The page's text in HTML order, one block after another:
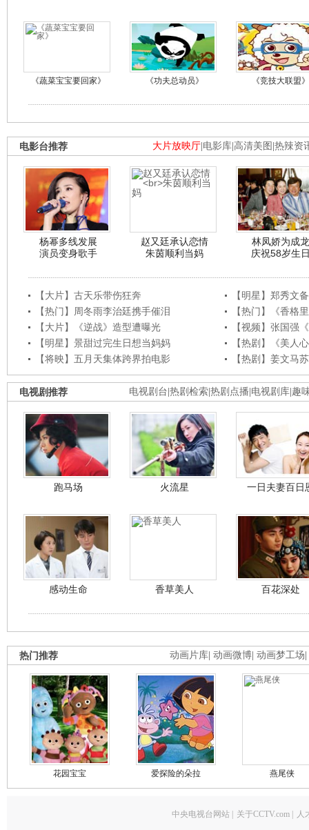
《蔬菜宝宝要回家》 《功夫总动员》 《竞技大联盟》
大片放映厅 电影库 高清美图 热辣资
电影台推荐
杨幂多线发展
演员变身歌手
赵又廷承认恋情
朱茵顺利当妈
林凤娇为成龙
庆祝58岁生
【大片】古天乐带伤狂奔
【明星】郑秀文
【热门】周冬雨李治廷携手催泪
【热门】《香格
【大片】《逆战》造型遭曝光
【视频】张国强
【明星】景甜过完生日想当妈妈
【热剧】《美人
【将映】五月天集体跨界拍电影
【热剧】姜文马
电视剧台 热剧检索 热剧点播 电视剧库 趣
电视剧推荐
跑马场 火流星 一日夫妻百日
感动生命 香草美人 百花深处
动画片库 动画微博 动画梦工场
热门推荐
花园宝宝 爱探险的朵拉 燕尾侠
中央电视台网站 关于CCTV.com 人